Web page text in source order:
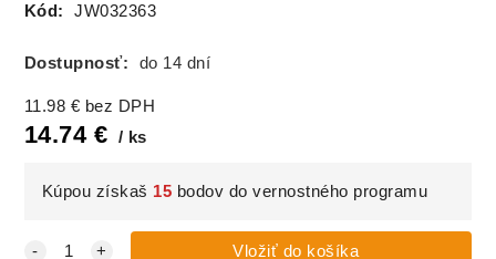
Kód: JW032363
Dostupnosť: do 14 dní
11.98 € bez DPH
14.74€ ks
Kúpou získaš 15 bodov do vernostného programu